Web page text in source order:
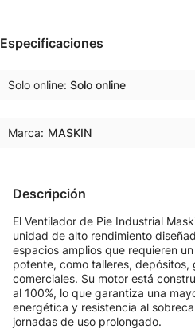
Especificaciones
Solo online Solo online
Marca: MASKIN
Descripción
El Ventilador de Pie Industrial
unidad de alto rendimiento
espacios amplios que requieren
potente, como talleres, depósitos,
comerciales. Su motor está
al 100%, lo que garantiza una
energética y resistencia al
jornadas de uso prolongado.